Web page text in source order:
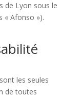
de Lyon sous le
« Afonso »).
les seules
de toutes